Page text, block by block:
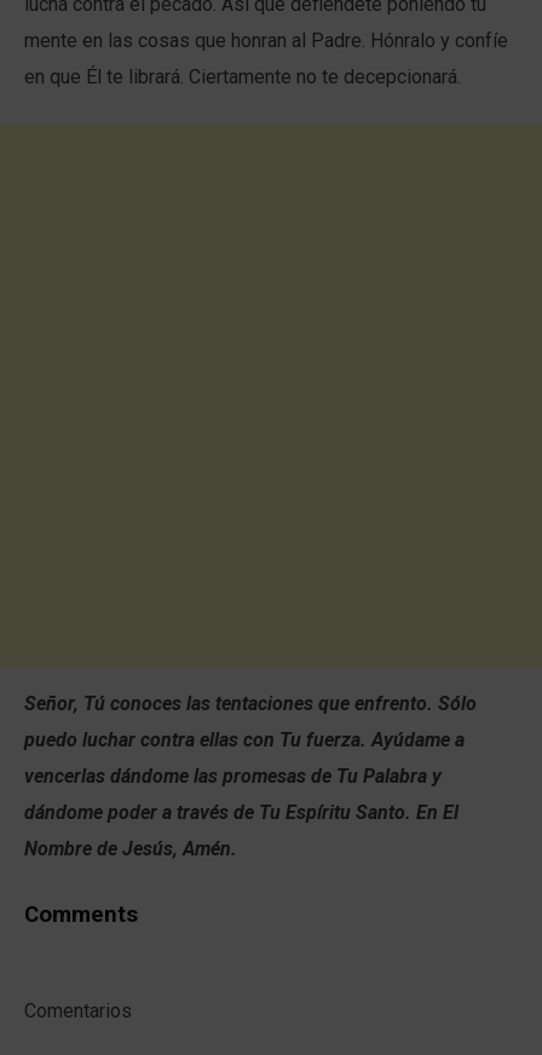
mente en las cosas que honran al Padre. Hónralo y confíe
en que Él te librará. Ciertamente no te decepcionará.
Señor, Tú conoces las tentaciones que enfrento. Sólo
puedo luchar contra ellas con Tu fuerza. Ayúdame a
vencerlas dándome las promesas de Tu Palabra y
dándome poder a través de Tu Espíritu Santo. En El
Nombre de Jesús, Amén.
Comments
Comentarios